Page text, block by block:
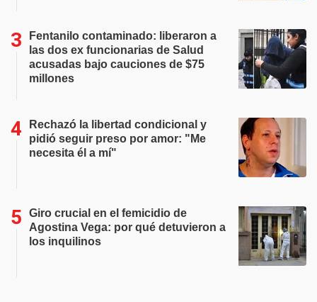
Fentanilo contaminado: liberaron a
las dos ex funcionarias de Salud
acusadas bajo cauciones de $75
millones
Rechazó la libertad condicional y
pidió seguir preso por amor: "Me
necesita él a mí"
Giro crucial en el femicidio de
Agostina Vega: por qué detuvieron a
los inquilinos